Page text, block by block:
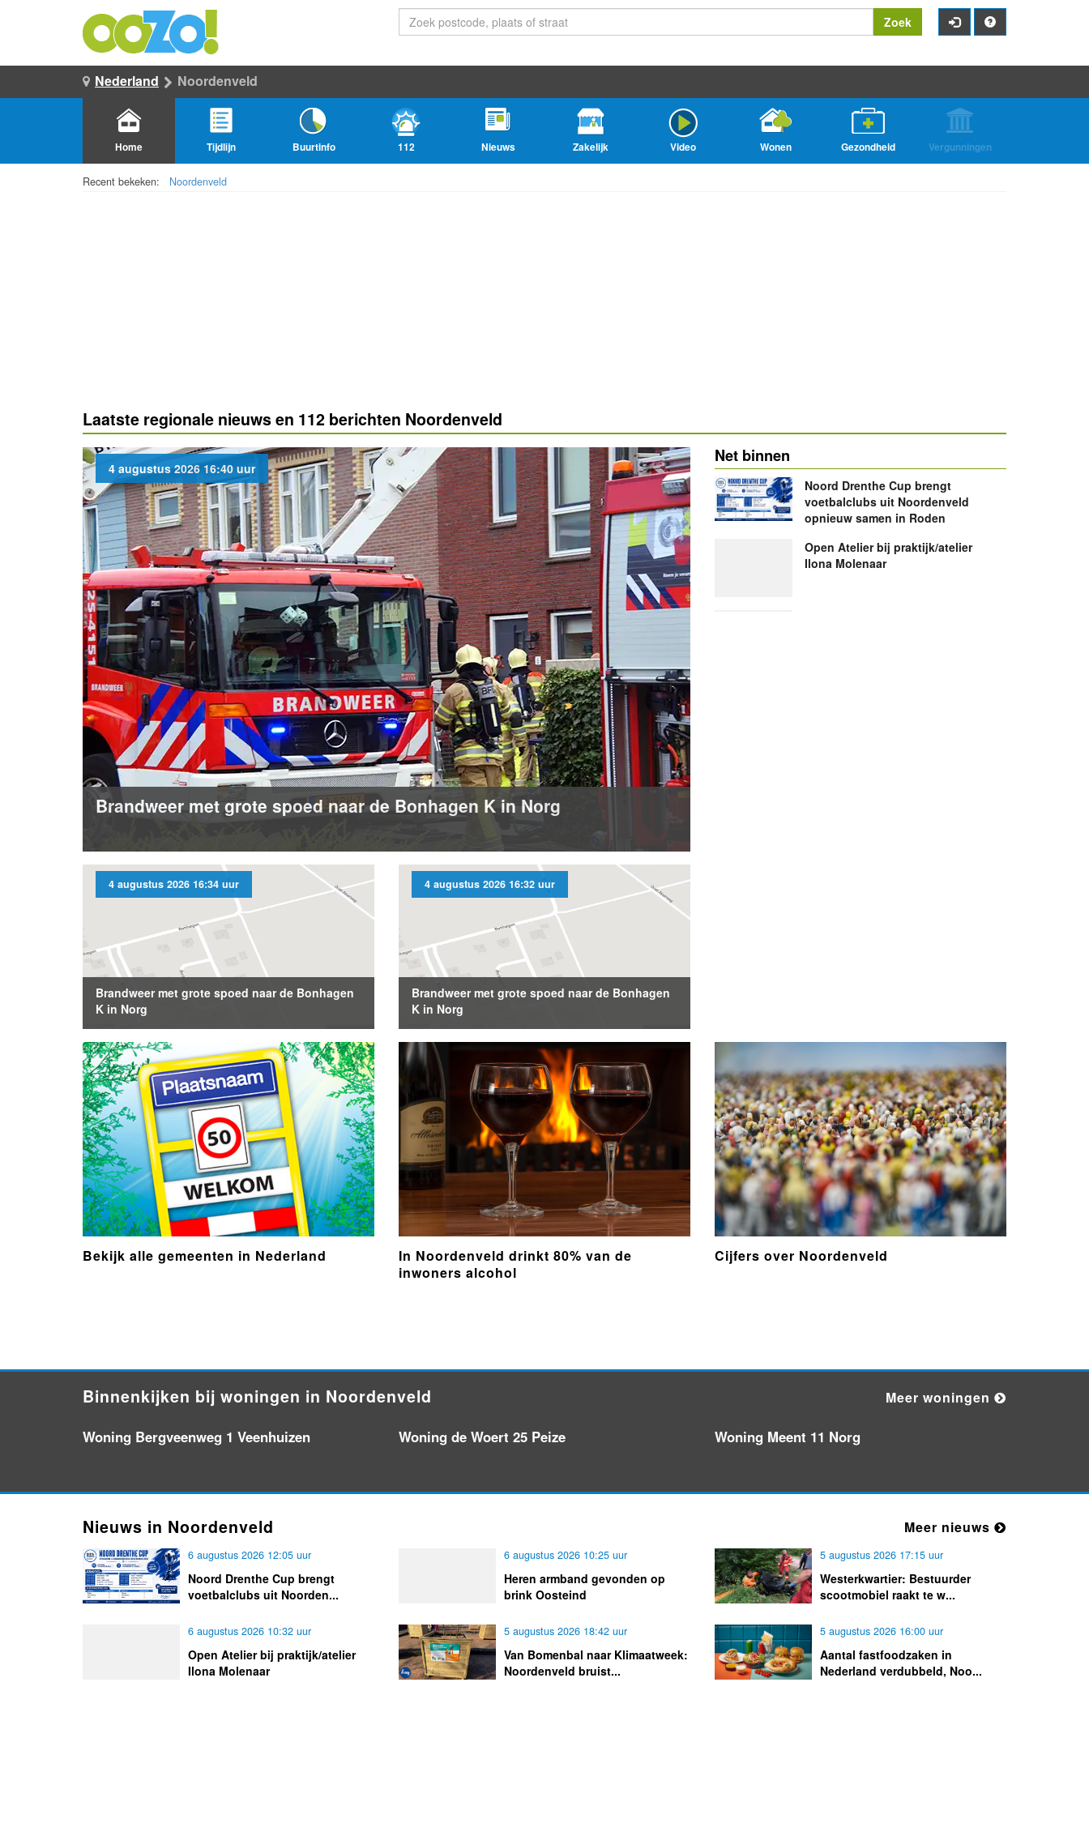
Zoek
Nederland Noordenveld
Home Tijdlijn Buurtinfo 112 Nieuws Zakelijk Video Wonen Gezondheid Vergunningen
Recent bekeken: Noordenveld
Laatste regionale nieuws en 112 berichten Noordenveld
4 augustus 2026 16:40 uur
Brandweer met grote spoed naar de Bonhagen K in Norg
4 augustus 2026 16:34 uur
Brandweer met grote spoed naar de Bonhagen
K in Norg
4 augustus 2026 16:32 uur
Brandweer met grote spoed naar de Bonhagen
K in Norg
Net binnen
Noord Drenthe Cup brengt
voetbalclubs uit Noordenveld
opnieuw samen in Roden
Open Atelier bij praktijk/atelier
Ilona Molenaar
Beleef een prehistorisch avontuur
Geen extreme droogte in
Noorderzijlvest
Inwoners kunnen meepraten over
toekomstig woningbouwgebied
Roden Zuid
Scharenhulsedijk in Peize tijdelijk
Into Nature: internationale
Bekijk alle gemeenten in Nederland
In Noordenveld drinkt 80% van de
inwoners alcohol
Cijfers over Noordenveld
Binnenkijken bij woningen in Noordenveld Meer woningen
Woning Bergveenweg 1 Veenhuizen Woning de Woert 25 Peize Woning Meent 11 Norg
Nieuws in Noordenveld Meer nieuws
6 augustus 2026 12:05 uur
Noord Drenthe Cup brengt
voetbalclubs uit Noorden...
6 augustus 2026 10:32 uur
Open Atelier bij praktijk/atelier
Ilona Molenaar
6 augustus 2026 10:25 uur
Heren armband gevonden op
brink Oosteind
5 augustus 2026 18:42 uur
Van Bomenbal naar Klimaatweek:
Noordenveld bruist...
5 augustus 2026 17:15 uur
Westerkwartier: Bestuurder
scootmobiel raakt te w...
5 augustus 2026 16:00 uur
Aantal fastfoodzaken in
Nederland verdubbeld, Noo...